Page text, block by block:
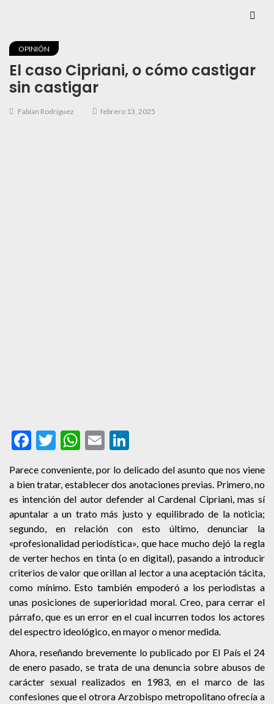
OPINIÓN
El caso Cipriani, o cómo castigar
sin castigar
Fabian Rodriguez febrero 13, 2025
Facebook
Twitter
WhatsApp
Email
Parece conveniente, por lo delicado del asunto que nos viene
a bien tratar, establecer dos anotaciones previas. Primero, no
es intención del autor defender alCardenal Cipriani, mas sí
apuntalar a un trato más justo y equilibrado de la noticia;
segundo, en relación con esto último, denunciar la
«profesionalidad periodística», que hace mucho dejó la regla
de verter hechos en tinta (o en digital), pasando a introducir
criterios de valor que orillan al lector a una aceptación tácita,
como mínimo. Esto también empoderó a los periodistas a
unas posiciones de superioridad moral. Creo, para cerrar el
párrafo, que es un error en el cual incurren todos los actores
del espectro ideológico, en mayor o menor medida.
Ahora, reseñando brevemente lo publicado por El País el 24
de enero pasado, se trata de una denuncia sobre abusos de
carácter sexual realizados en 1983, en el marco de las
confesiones que el otrora Arzobispo metropolitano ofrecía a